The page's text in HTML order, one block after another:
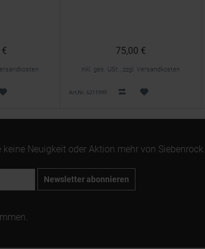
75,00 €
inkl. ges. USt., zzgl. Versandkosten
Art.Nr. 6211999
Neuigkeit oder Aktion mehr von Siebenrock.
Newsletter abonnieren